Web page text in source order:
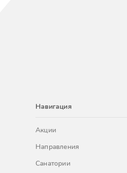
Навигация
Акции
Направления
Санатории